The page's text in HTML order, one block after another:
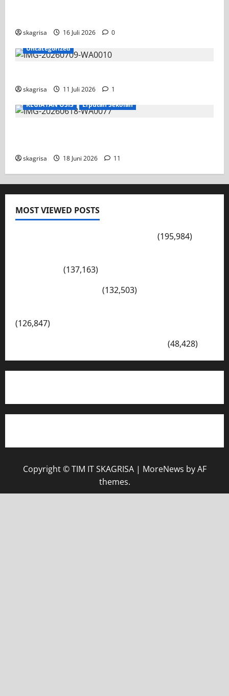
skagrisa 16 Juli 2026
0
Uncategorized
skagrisa 11 Juli 2026
1
KEGIATAN OSIS
Liputan Sekolah
skagrisa 18 Juni 2026 11
MOST VIEWED POSTS
(195,984)
(137,163)
(132,503)
(126,847)
(48,428)
Copyright © TIM IT SKAGRISA | MoreNews by AF
themes.